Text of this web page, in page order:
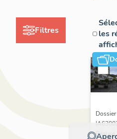
Filtres
les
Dossier
Réalisé